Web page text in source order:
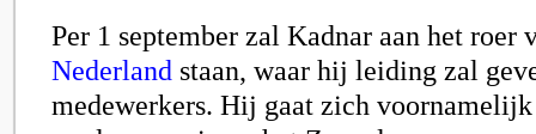
Per 1 september zal Kadnar aan het roer
Nederland staan, waar hij leiding zal
medewerkers. Hij gaat zich